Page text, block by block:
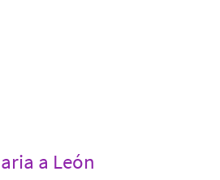
a León